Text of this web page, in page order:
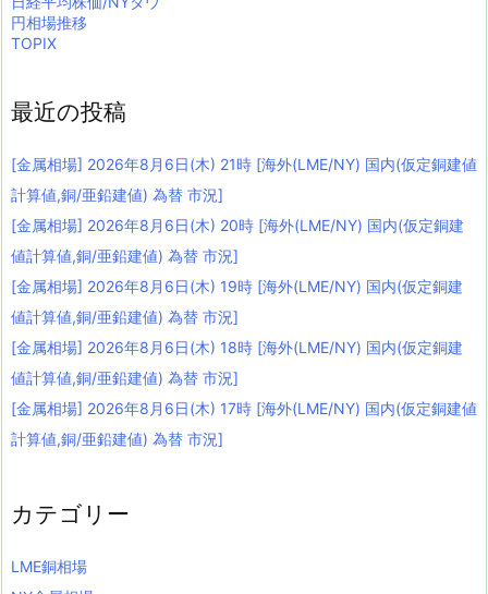
円相場推移
TOPIX
最近の投稿
[金属相場] 2026年8月6日(木) 21時 [海外(LME/NY) 国内(仮定銅建値
計算値,銅/亜鉛建値) 為替 市況]
[金属相場] 2026年8月6日(木) 20時 [海外(LME/NY) 国内(仮定銅建
値計算値,銅/亜鉛建値) 為替 市況]
[金属相場] 2026年8月6日(木) 19時 [海外(LME/NY) 国内(仮定銅建
値計算値,銅/亜鉛建値) 為替 市況]
[金属相場] 2026年8月6日(木) 18時 [海外(LME/NY) 国内(仮定銅建
値計算値,銅/亜鉛建値) 為替 市況]
[金属相場] 2026年8月6日(木) 17時 [海外(LME/NY) 国内(仮定銅建値
計算値,銅/亜鉛建値) 為替 市況]
カテゴリー
LME銅相場